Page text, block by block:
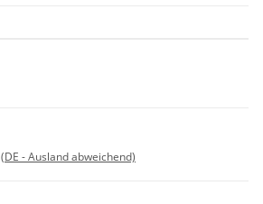
(DE - Ausland abweichend)